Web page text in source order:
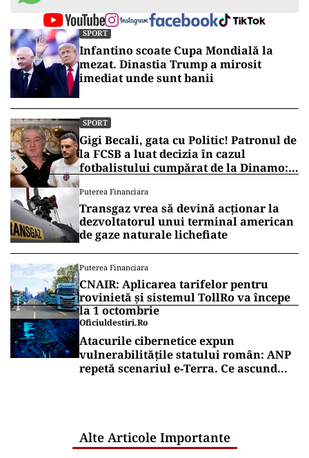
SPORT
Infantino scoate Cupa Mondială la
mezat. Dinastia Trump a mirosit
imediat unde sunt banii
SPORT
Gigi Becali, gata cu Politic! Patronul de
la FCSB a luat decizia în cazul
fotbalistului cumpărat de la Dinamo:
Puterea Financiara
Transgaz vrea să devină acționar la
dezvoltatorul unui terminal american
de gaze naturale lichefiate
Puterea Financiara
CNAIR: Aplicarea tarifelor pentru
rovinietă și sistemul TollRo va începe
la 1 octombrie
Oficiuldestiri.ro
Atacurile cibernetice expun
vulnerabilitățile statului român: ANP
repetă scenariul e‑Terra. Ce ascund
Alte Articole Importante